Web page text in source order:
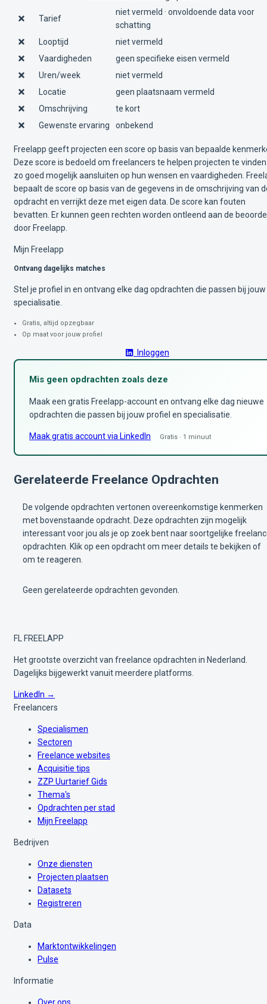
Tarief
niet vermeld · onvoldoende data voor
schatting
Looptijd
niet vermeld
Vaardigheden
geen specifieke eisen vermeld
Uren/week
niet vermeld
Locatie
geen plaatsnaam vermeld
Omschrijving
te kort
Gewenste ervaring
onbekend
Freelapp geeft projecten een score op basis van bepaalde
Deze score is bedoeld om freelancers te helpen projecten te
zo goed mogelijk aansluiten op hun wensen en vaardigheden.
bepaalt de score op basis van de gegevens in de omschrijving van
opdracht en verrijkt deze met eigen data. De score kan fouten
bevatten. Er kunnen geen rechten worden ontleend aan de
door Freelapp.
Mijn Freelapp
Ontvang dagelijks matches
Stel je profiel in en ontvang elke dag opdrachten die passen bij jouw
specialisatie.
Gratis, altijd opzegbaar
Op maat voor jouw profiel
Inloggen
Mis geen opdrachten zoals deze
Maak een gratis Freelapp-account en ontvang elke dag nieuwe
opdrachten die passen bij jouw profiel en specialisatie.
Maak gratis account via LinkedIn Gratis · 1 minuut
Gerelateerde Freelance Opdrachten
De volgende opdrachten vertonen overeenkomstige kenmerken
met bovenstaande opdracht. Deze opdrachten zijn mogelijk
interessant voor jou als je op zoek bent naar soortgelijke
opdrachten. Klik op een opdracht om meer details te bekijken of
om te reageren.
Geen gerelateerde opdrachten gevonden.
FL FREELAPP
Het grootste overzicht van freelance opdrachten in Nederland.
Dagelijks bijgewerkt vanuit meerdere platforms.
LinkedIn →
Freelancers
Specialismen
Sectoren
Freelance websites
Acquisitie tips
ZZP Uurtarief Gids
Thema's
Opdrachten per stad
Mijn Freelapp
Bedrijven
Onze diensten
Projecten plaatsen
Datasets
Registreren
Data
Marktontwikkelingen
Pulse
Informatie
Over ons